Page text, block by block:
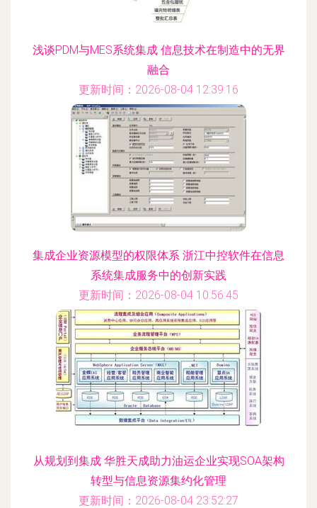
浅谈PDM与MES系统集成 信息技术在制造中的无界
融合
更新时间：2026-08-04 12:39:16
集成企业资源模型的权限体系 浙江中控软件在信息
系统集成服务中的创新实践
更新时间：2026-08-04 10:56:45
从规划到集成 华胜天成助力油运企业实现SOA架构
转型与信息资源集约化管理
更新时间：2026-08-04 23:52:27